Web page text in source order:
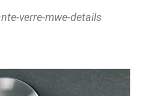
verre-mwe-details